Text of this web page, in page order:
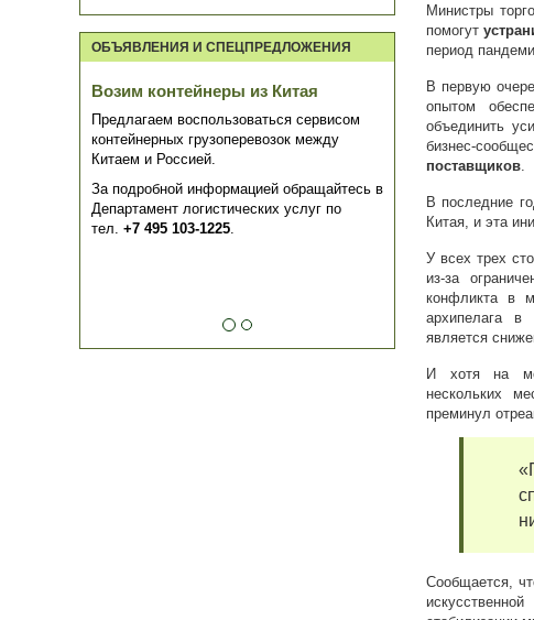
Министры
помогут
период
В первую
опытом
объединить
бизнес-
поставщиков
В последние
Китая, и эта
У всех трех
из-за
конфликта в
архипелага в
является
И хотя на
нескольких
преминул
Сообщается,
ОБЪЯВЛЕНИЯ И СПЕЦПРЕДЛОЖЕНИЯ
Возим контейнеры из Китая
Предлагаем воспользоваться сервисом
контейнерных грузоперевозок между
Китаем и Россией.
За подробной информацией обращайтесь в
Департамент логистических услуг по
тел. +7 495 103-1225.